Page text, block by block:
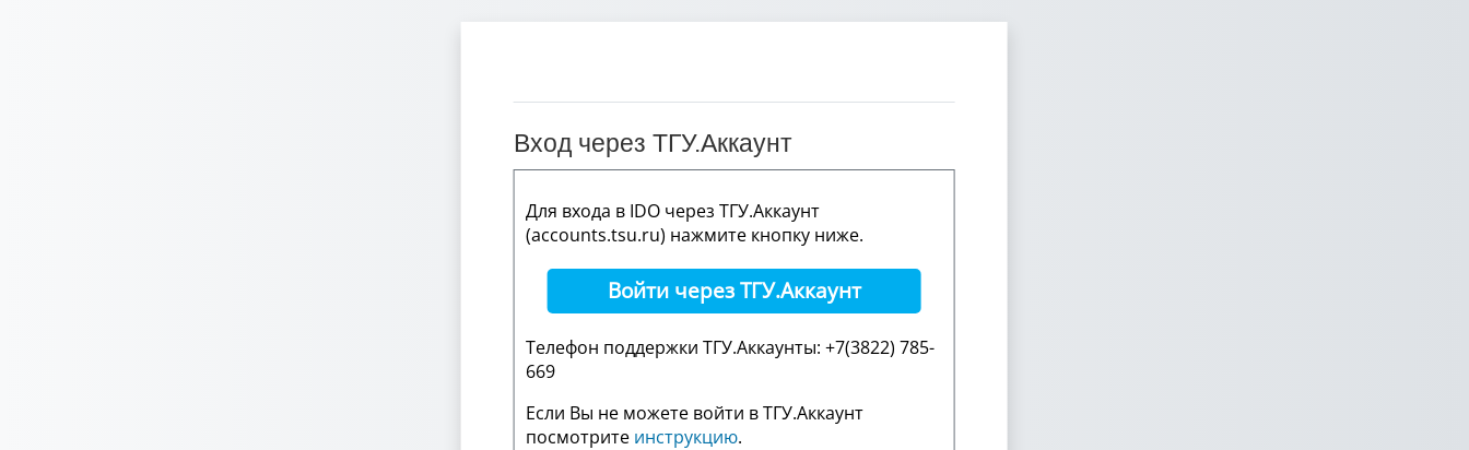
Вход через ТГУ.Аккаунт
Для входа в IDO через ТГУ.Аккаунт
(accounts.tsu.ru) нажмите кнопку ниже.
Войти через ТГУ.Аккаунт
Телефон поддержки ТГУ.Аккаунты: +7(3822) 785-
669
Если Вы не можете войти в ТГУ.Аккаунт
посмотрите инструкцию.